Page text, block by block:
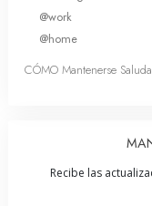
@work
@home
CÓMO Mantenerse
Recibe las